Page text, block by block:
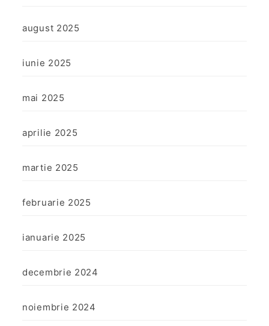
august 2025
iunie 2025
mai 2025
aprilie 2025
martie 2025
februarie 2025
ianuarie 2025
decembrie 2024
noiembrie 2024